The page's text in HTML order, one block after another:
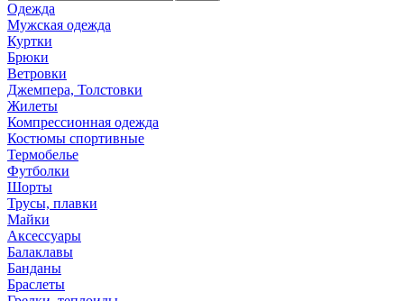
Одежда
Мужская одежда
Куртки
Брюки
Ветровки
Джемпера, Толстовки
Жилеты
Компрессионная одежда
Костюмы спортивные
Термобелье
Футболки
Шорты
Трусы, плавки
Майки
Аксессуары
Балаклавы
Банданы
Браслеты